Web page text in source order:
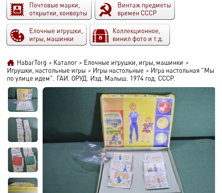
Почтовые марки,
открытки, конверты
Винтаж предметы
времен СССР
Елочные игрушки,
игры, машинки
Коллекционное,
винил фото и т.д.
HabarTorg > Каталог > Елочные игрушки, игры, машинки >
Игрушки, настольные игры > Игры настольные > Игра настольная "Мы
по улице идем". ГАИ. ОРУД. Изд. Малыш. 1974 год. СССР.